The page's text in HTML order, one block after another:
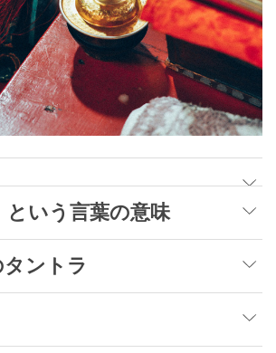
という言葉の意味
ントラ